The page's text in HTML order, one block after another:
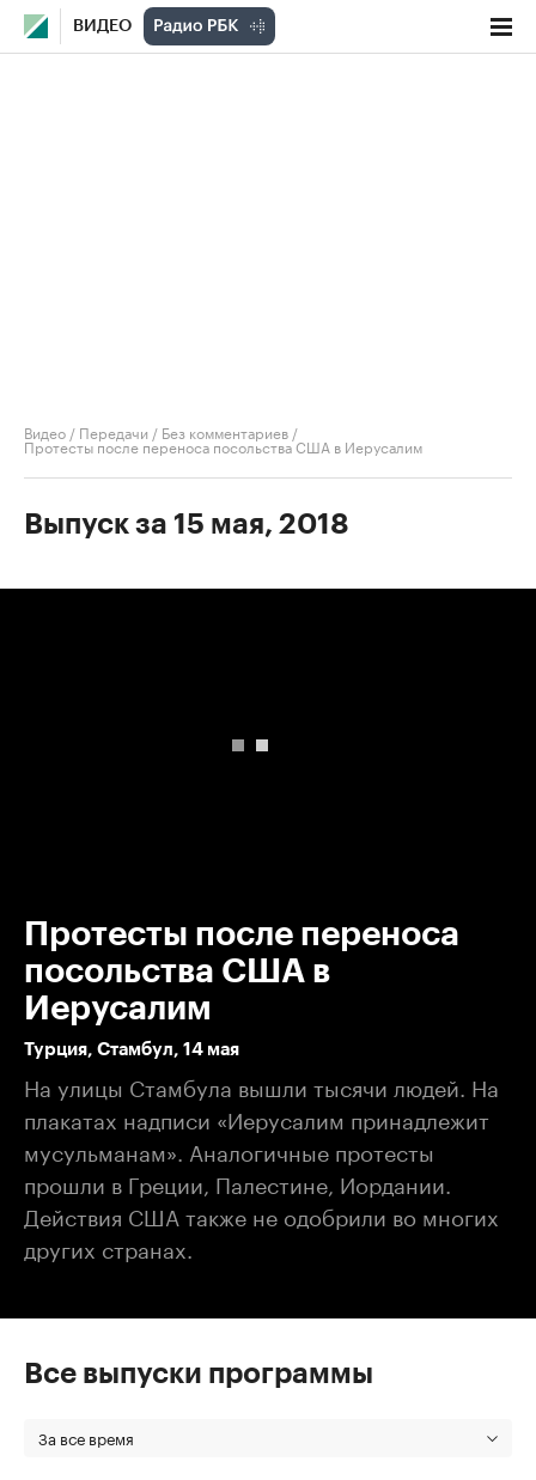
ВИДЕО
Видео / Передачи / Без комментариев /
Протесты после переноса посольства США в Иерусалим
Выпуск за 15 мая, 2018
Протесты после переноса
посольства США в
Иерусалим
Турция, Стамбул, 14 мая
На улицы Стамбула вышли тысячи людей. На
плакатах надписи «Иерусалим принадлежит
мусульманам». Аналогичные протесты
прошли в Греции, Палестине, Иордании.
Действия США также не одобрили во многих
других странах.
Все выпуски программы
За все время